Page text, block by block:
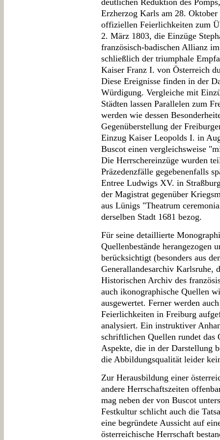
deutlichen Reduktion des
Erzherzog Karls am 28.
offiziellen Feierlichkeiten zum
2. März 1803, die Einzüge
französisch-badischen Allianz
schließlich der triumphale
Kaiser Franz I. von Österreich
Diese Ereignisse finden in der
Würdigung. Vergleiche mit
Städten lassen Parallelen zum
werden wie dessen
Gegenüberstellung der
Einzug Kaiser Leopolds I. in
Buscot einen vergleichsweise
Die Herrschereinzüge wurden
Präzedenzfälle gegebenenfalls
Entree Ludwigs XV. in
der Magistrat gegenüber
aus Lünigs "Theatrum
derselben Stadt 1681 bezog.
Für seine detaillierte
Quellenbestände herangezogen
berücksichtigt (besonders aus
Generallandesarchiv Karlsruhe,
Historischen Archiv des
auch ikonographische Quellen
ausgewertet. Ferner werden
Feierlichkeiten in Freiburg
analysiert. Ein instruktiver
schriftlichen Quellen rundet das
Aspekte, die in der Darstellung
die Abbildungsqualität leider
Zur Herausbildung einer
andere Herrschaftszeiten
mag neben der von Buscot
Festkultur schlicht auch die
eine begründete Aussicht auf
österreichische Herrschaft